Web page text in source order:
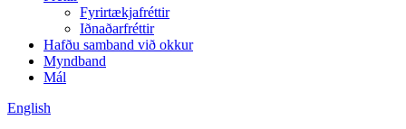
Fyrirtækjafréttir
Iðnaðarfréttir
Hafðu samband við okkur
Myndband
Mál
English